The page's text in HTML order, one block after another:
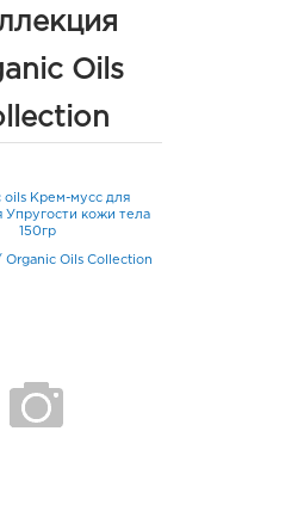
Oils
oils Крем-мусс для
Упругости кожи тела
150гр
Organic Oils Collection